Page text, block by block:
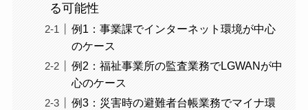
る可能性
例1：事業課でインターネット環境が中心
のケース
例2：福祉事業所の監査業務でLGWANが中
心のケース
例3：災害時の避難者台帳業務でマイナ環